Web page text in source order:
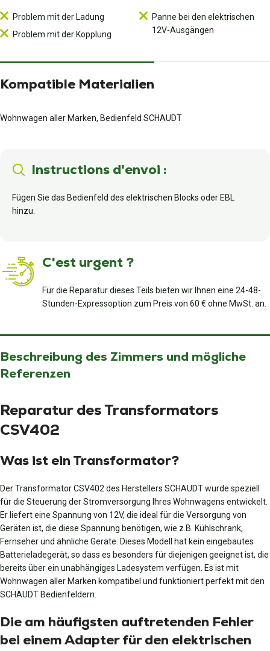
Problem mit der Ladung
Problem mit der Kopplung
Panne bei den elektrischen
12V-Ausgängen
Kompatible Materialien
Wohnwagen aller Marken, Bedienfeld SCHAUDT
Instructions d'envoi :
Fügen Sie das Bedienfeld des elektrischen Blocks oder EBL
hinzu.
C'est urgent ?
Für die Reparatur dieses Teils bieten wir Ihnen eine 24-48-
Stunden-Expressoption zum Preis von 60 € ohne MwSt. an.
Beschreibung des Zimmers und mögliche
Referenzen
Reparatur des Transformators
CSV402
Was ist ein Transformator?
Der Transformator CSV402 des Herstellers SCHAUDT wurde speziell
für die Steuerung der Stromversorgung Ihres Wohnwagens entwickelt.
Er liefert eine Spannung von 12V, die ideal für die Versorgung von
Geräten ist, die diese Spannung benötigen, wie z.B. Kühlschrank,
Fernseher und ähnliche Geräte. Dieses Modell hat kein eingebautes
Batterieladegerät, so dass es besonders für diejenigen geeignet ist, die
bereits über ein unabhängiges Ladesystem verfügen. Es ist mit
Wohnwagen aller Marken kompatibel und funktioniert perfekt mit den
SCHAUDT Bedienfeldern.
Die am häufigsten auftretenden Fehler
bei einem Adapter für den elektrischen